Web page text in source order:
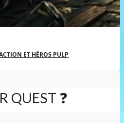
ET HÉROS PULP
QUEST ❓